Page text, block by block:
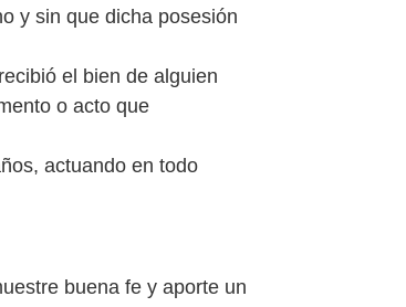
y sin que dicha posesión
el bien de alguien
o acto que
actuando en todo
buena fe y aporte un